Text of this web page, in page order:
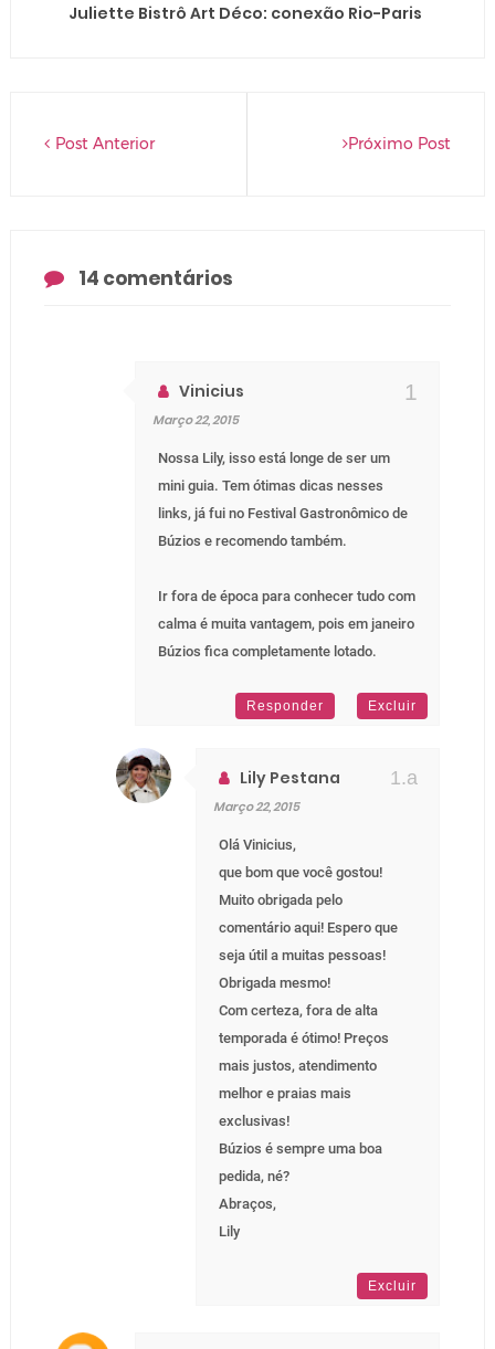
Juliette Bistrô Art Déco: conexão Rio-Paris
Próximo Post
Post Anterior
14 comentários
Vinicius
Março 22, 2015
Nossa Lily, isso está longe de ser um
mini guia. Tem ótimas dicas nesses
links, já fui no Festival Gastronômico de
Búzios e recomendo também.
Ir fora de época para conhecer tudo com
calma é muita vantagem, pois em janeiro
Búzios fica completamente lotado.
Responder Excluir
Lily Pestana
Março 22, 2015
Olá Vinicius,
que bom que você gostou!
Muito obrigada pelo
comentário aqui! Espero que
seja útil a muitas pessoas!
Obrigada mesmo!
Com certeza, fora de alta
temporada é ótimo! Preços
mais justos, atendimento
melhor e praias mais
exclusivas!
Búzios é sempre uma boa
pedida, né?
Abraços,
Lily
Excluir